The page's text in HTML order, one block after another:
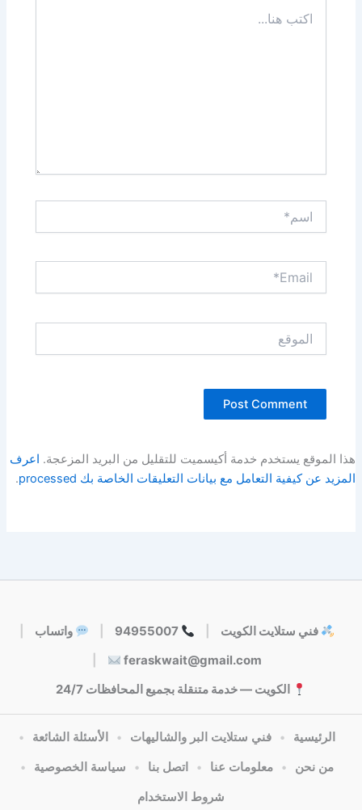
هنا...
هذا الموقع يستخدم خدمة أكيسميت للتقليل من البريد المزعجة. اعرف
المزيد عن كيفية التعامل مع بيانات التعليقات الخاصة بك processed
.
فني ستلايت الكويت 94955007 واتساب
feraskwait@gmail.com
الكويت — خدمة متنقلة بجميع المحافظات 24/7
الرئيسية • فني ستلايت البر والشاليهات • الأسئلة الشائعة •
من نحن • معلومات عنا • اتصل بنا • سياسة الخصوصية •
شروط الاستخدام